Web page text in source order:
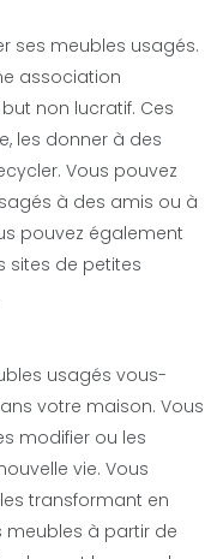
ses meubles usagés.
association
non lucratif. Ces
les donner à des
Vous pouvez
à des amis ou à
pouvez également
sites de petites
usagés vous-
votre maison. Vous
modifier ou les
vie. Vous
transformant en
à partir de